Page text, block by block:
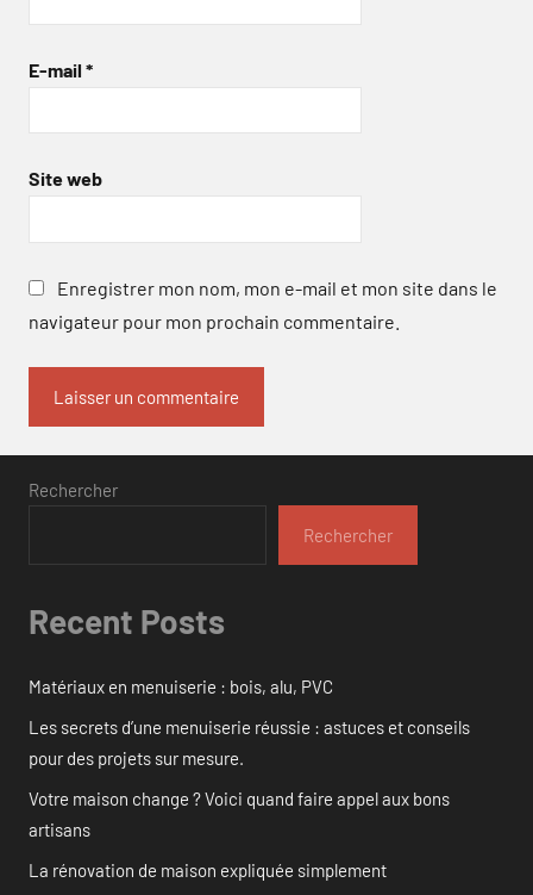
E-mail *
Site web
Enregistrer mon nom, mon e-mail et mon site dans le
navigateur pour mon prochain commentaire.
Rechercher
Rechercher
Recent Posts
Matériaux en menuiserie : bois, alu, PVC
Les secrets d’une menuiserie réussie : astuces et conseils
pour des projets sur mesure.
Votre maison change ? Voici quand faire appel aux bons
artisans
La rénovation de maison expliquée simplement